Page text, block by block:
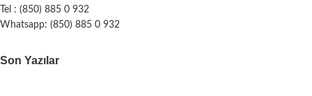
Tel : (850) 885 0 932
Whatsapp: (850) 885 0 932
Son Yazılar